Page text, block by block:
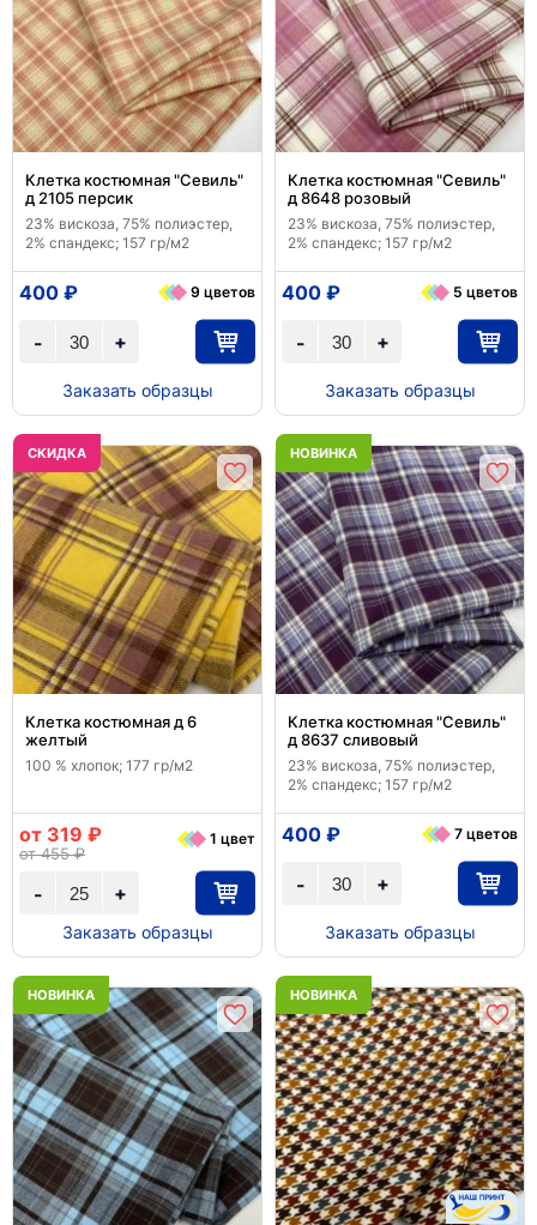
Клетка костюмная "Севиль"
д 2105 персик
23% вискоза, 75% полиэстер,
2% спандекс; 157 гр/м2
+
-
400 ₽ 9 цветов
Заказать образцы
Клетка костюмная "Севиль"
д 8648 розовый
23% вискоза, 75% полиэстер,
2% спандекс; 157 гр/м2
+
-
400 ₽ 5 цветов
Заказать образцы
CКИДКА
Клетка костюмная д 6
желтый
100 % хлопок; 177 гр/м2
+
-
от 319 ₽
от 455 ₽
1 цвет
Заказать образцы
НОВИНКА
Клетка костюмная "Севиль"
д 8637 сливовый
23% вискоза, 75% полиэстер,
2% спандекс; 157 гр/м2
+
-
400 ₽ 7 цветов
Заказать образцы
НОВИНКА НОВИНКА